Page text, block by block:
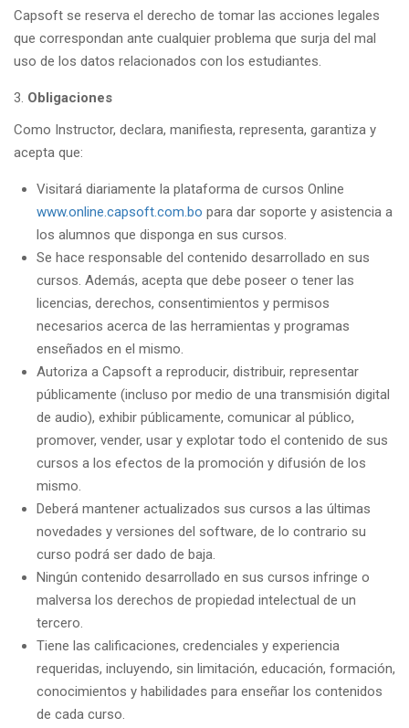
Capsoft se reserva el derecho de tomar las acciones legales
que correspondan ante cualquier problema que surja del mal
uso de los datos relacionados con los estudiantes.
Obligaciones
Como Instructor, declara, manifiesta, representa, garantiza y
acepta que:
Visitará diariamente la plataforma de cursos Online
www.online.capsoft.com.bo para dar soporte y asistencia a
los alumnos que disponga en sus cursos.
Se hace responsable del contenido desarrollado en sus
cursos. Además, acepta que debe poseer o tener las
licencias, derechos, consentimientos y permisos
necesarios acerca de las herramientas y programas
enseñados en el mismo.
Autoriza a Capsoft a reproducir, distribuir, representar
públicamente (incluso por medio de una transmisión digital
de audio), exhibir públicamente, comunicar al público,
promover, vender, usar y explotar todo el contenido de sus
cursos a los efectos de la promoción y difusión de los
mismo.
Deberá mantener actualizados sus cursos a las últimas
novedades y versiones del software, de lo contrario su
curso podrá ser dado de baja.
Ningún contenido desarrollado en sus cursos infringe o
malversa los derechos de propiedad intelectual de un
tercero.
Tiene las calificaciones, credenciales y experiencia
requeridas, incluyendo, sin limitación, educación, formación,
conocimientos y habilidades para enseñar los contenidos
de cada curso.